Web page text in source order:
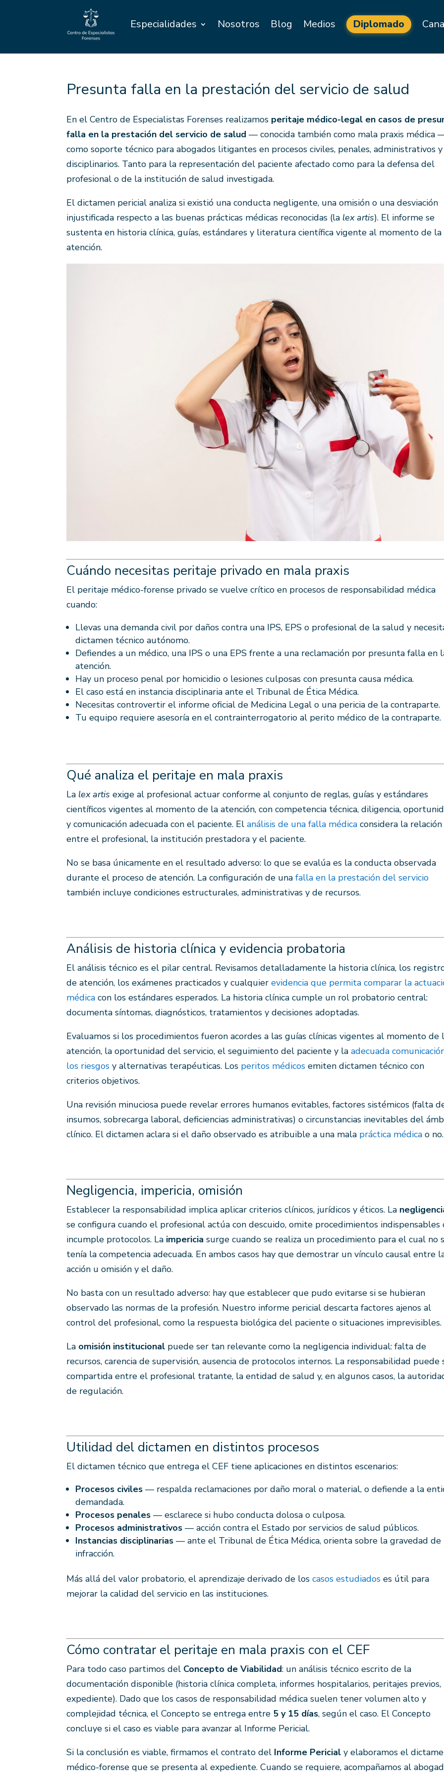
Especialidades Nosotros Blog Medios Diplomado
Presunta falla en la prestación del servicio de salud
En el Centro de Especialistas Forenses realizamos peritaje médico-legal en casos de
falla en la prestación del servicio de salud — conocida también como mala praxis médica
como soporte técnico para abogados litigantes en procesos civiles, penales, administrativos y
disciplinarios. Tanto para la representación del paciente afectado como para la defensa del
profesional o de la institución de salud investigada.
El dictamen pericial analiza si existió una conducta negligente, una omisión o una desviación
injustificada respecto a las buenas prácticas médicas reconocidas (la lex artis). El informe se
sustenta en historia clínica, guías, estándares y literatura científica vigente al momento de la
atención.
Cuándo necesitas peritaje privado en mala praxis
El peritaje médico-forense privado se vuelve crítico en procesos de responsabilidad médica
cuando:
Llevas una demanda civil por daños contra una IPS, EPS o profesional de la salud y
dictamen técnico autónomo.
Defiendes a un médico, una IPS o una EPS frente a una reclamación por presunta falla en
atención.
Hay un proceso penal por homicidio o lesiones culposas con presunta causa médica.
El caso está en instancia disciplinaria ante el Tribunal de Ética Médica.
Necesitas controvertir el informe oficial de Medicina Legal o una pericia de la contraparte.
Tu equipo requiere asesoría en el contrainterrogatorio al perito médico de la contraparte.
Qué analiza el peritaje en mala praxis
La lex artis exige al profesional actuar conforme al conjunto de reglas, guías y estándares
científicos vigentes al momento de la atención, con competencia técnica, diligencia,
y comunicación adecuada con el paciente. Elanálisis de una falla médica considera la relación
entre el profesional, la institución prestadora y el paciente.
No se basa únicamente en el resultado adverso: lo que se evalúa es la conducta observada
durante el proceso de atención. La configuración de unafalla en la prestación del servicio
también incluye condiciones estructurales, administrativas y de recursos.
Análisis de historia clínica y evidencia probatoria
El análisis técnico es el pilar central. Revisamos detalladamente la historia clínica, los
de atención, los exámenes practicados y cualquierevidencia que permita comparar la
médica con los estándares esperados. La historia clínica cumple un rol probatorio central:
documenta síntomas, diagnósticos, tratamientos y decisiones adoptadas.
Evaluamos si los procedimientos fueron acordes a las guías clínicas vigentes al momento de
atención, la oportunidad del servicio, el seguimiento del paciente y laadecuada
los riesgos y alternativas terapéuticas. Los peritos médicos emiten dictamen técnico con
criterios objetivos.
Una revisión minuciosa puede revelar errores humanos evitables, factores sistémicos (falta
insumos, sobrecarga laboral, deficiencias administrativas) o circunstancias inevitables del
clínico. El dictamen aclara si el daño observado es atribuible a una mala práctica médica o no.
Negligencia, impericia, omisión
Establecer la responsabilidad implica aplicar criterios clínicos, jurídicos y éticos. La
se configura cuando el profesional actúa con descuido, omite procedimientos indispensables
incumple protocolos. La impericia surge cuando se realiza un procedimiento para el cual no
tenía la competencia adecuada. En ambos casos hay que demostrar un vínculo causal entre
acción u omisión y el daño.
No basta con un resultado adverso: hay que establecer que pudo evitarse si se hubieran
observado las normas de la profesión. Nuestro informe pericial descarta factores ajenos al
control del profesional, como la respuesta biológica del paciente o situaciones imprevisibles.
La omisión institucional puede ser tan relevante como la negligencia individual: falta de
recursos, carencia de supervisión, ausencia de protocolos internos. La responsabilidad puede
compartida entre el profesional tratante, la entidad de salud y, en algunos casos, la
de regulación.
Utilidad del dictamen en distintos procesos
El dictamen técnico que entrega el CEF tiene aplicaciones en distintos escenarios:
Procesos civiles — respalda reclamaciones por daño moral o material, o defiende a la
demandada.
Procesos penales — esclarece si hubo conducta dolosa o culposa.
Procesos administrativos — acción contra el Estado por servicios de salud públicos.
Instancias disciplinarias — ante el Tribunal de Ética Médica, orienta sobre la gravedad de
infracción.
Más allá del valor probatorio, el aprendizaje derivado de loscasos estudiados es útil para
mejorar la calidad del servicio en las instituciones.
Cómo contratar el peritaje en mala praxis con el CEF
Para todo caso partimos del Concepto de Viabilidad: un análisis técnico escrito de la
documentación disponible (historia clínica completa, informes hospitalarios, peritajes previos,
expediente). Dado que los casos de responsabilidad médica suelen tener volumen alto y
complejidad técnica, el Concepto se entrega entre 5 y 15 días, según el caso. El Concepto
concluye si el caso es viable para avanzar al Informe Pericial.
Si la conclusión es viable, firmamos el contrato del Informe Pericial y elaboramos el
médico-forense que se presenta al expediente. Cuando se requiere, acompañamos al